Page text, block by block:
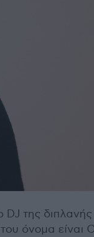
DJ της διπλανής
όνομα είναι